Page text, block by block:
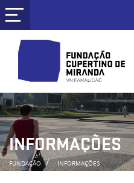
INFORMAÇÕES
FUNDAÇÃO INFORMAÇÕES